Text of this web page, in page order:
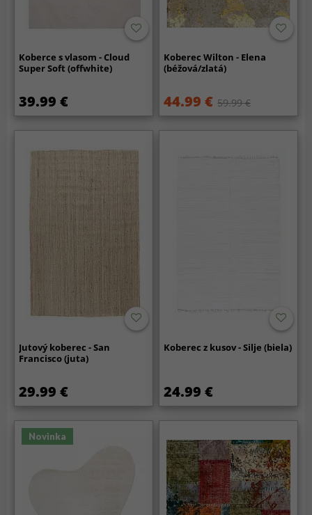
Koberce s vlasom - Cloud
Super Soft (offwhite)
39.99 €
Koberec Wilton - Elena
(béžová/zlatá)
44.99 € 59.99 €
Jutový koberec - San
Francisco (juta)
29.99 €
Koberec z kusov - Silje (biela)
24.99 €
Novinka